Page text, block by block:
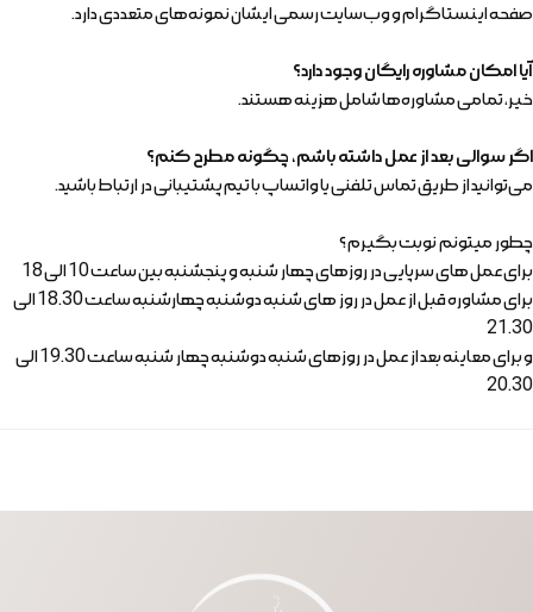
صفحه اینستاگرام و وب‌سایت رسمی ایشان نمونه‌های متعددی دارد.
آیا امکان مشاوره رایگان وجود دارد؟
خیر، تمامی مشاوره‌ها شامل هزینه هستند.
اگر سوالی بعد از عمل داشته باشم، چگونه مطرح کنم؟
می‌توانید از طریق تماس تلفنی یا واتساپ با تیم پشتیبانی در ارتباط باشید.
چطور میتونم نوبت بگیرم ؟
برای عمل های سرپایی در روزهای چهار شنبه و پنجشنبه بین ساعت 10 الی 18
برای مشاوره قبل از عمل در روز های شنبه دوشنبه چهارشنبه ساعت 18.30 الی
21.30
و برای معاینه بعد از عمل در روزهای شنبه دوشنبه چهار شنبه ساعت 19.30 الی
20.30